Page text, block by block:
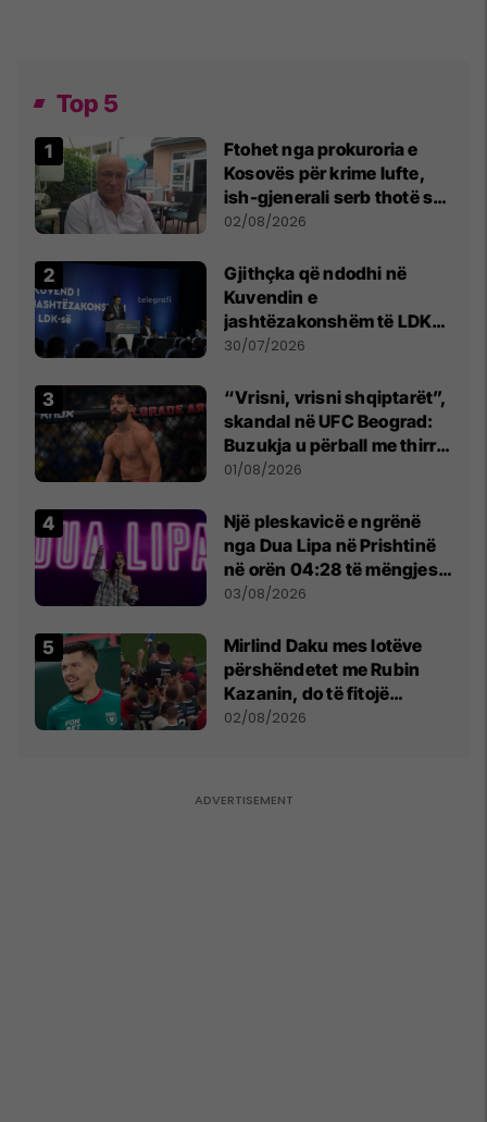
Top 5
Ftohet nga prokuroria e
Kosovës për krime lufte,
ish-gjenerali serb thotë se
dikush e tradhtoi në
02/08/2026
Gjithçka që ndodhi në
Kuvendin e
jashtëzakonshëm të LDK-
së
30/07/2026
“Vrisni, vrisni shqiptarët”,
skandal në UFC Beograd:
Buzukja u përball me thirrje
anti-shqiptare nga
01/08/2026
Një pleskavicë e ngrënë
nga Dua Lipa në Prishtinë
në orën 04:28 të mëngjesit
- dhe bota digjitale serbe
03/08/2026
Mirlind Daku mes lotëve
përshëndetet me Rubin
Kazanin, do të fitojë
miliona te Spartak Moska
02/08/2026